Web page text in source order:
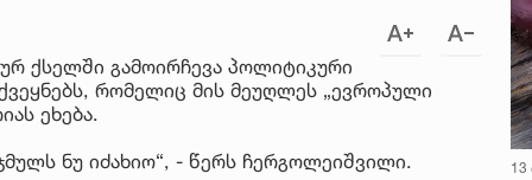
ქსელში გამოირჩევა პოლიტიკური
რომელიც მის მეუღლეს „ევროპული
ეხება.
ნუ იძახიო“, - წერს ჩერგოლეიშვილი.
13